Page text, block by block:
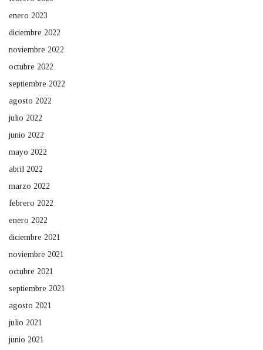
enero 2023
diciembre 2022
noviembre 2022
octubre 2022
septiembre 2022
agosto 2022
julio 2022
junio 2022
mayo 2022
abril 2022
marzo 2022
febrero 2022
enero 2022
diciembre 2021
noviembre 2021
octubre 2021
septiembre 2021
agosto 2021
julio 2021
junio 2021